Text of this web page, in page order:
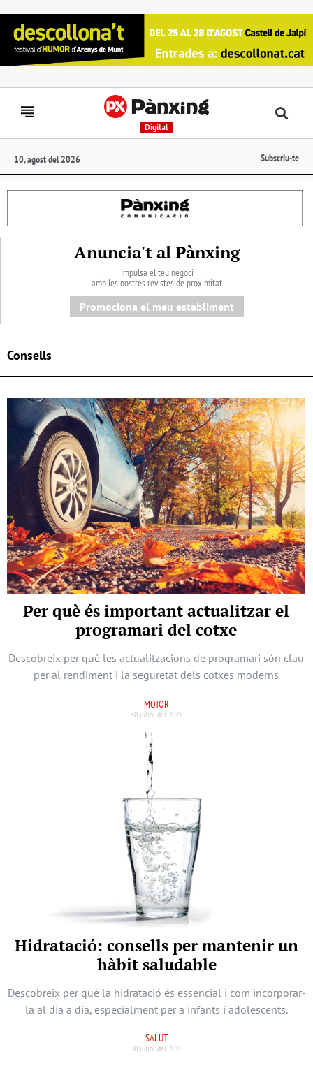
Digital
10, agost del 2026 Subscriu-te
Anuncia't al Pànxing
Impulsa el teu negoci
amb les nostres revistes de proximitat
Promociona el meu establiment
Consells
Per què és important actualitzar el
programari del cotxe
Descobreix per què les actualitzacions de programari són clau
per al rendiment i la seguretat dels cotxes moderns
MOTOR
30 juliol del 2026
Hidratació: consells per mantenir un
hàbit saludable
Descobreix per què la hidratació és essencial i com incorporar-
la al dia a dia, especialment per a infants i adolescents.
SALUT
30 juliol del 2026